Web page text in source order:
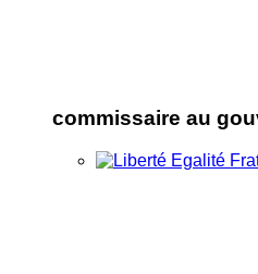
commissaire au